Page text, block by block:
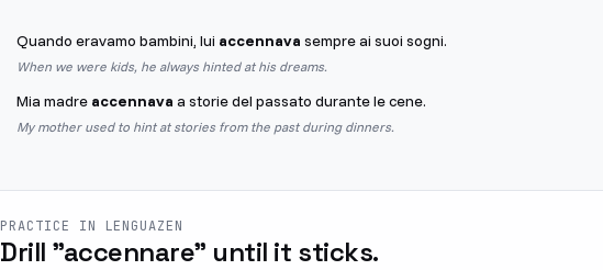
Quando eravamo bambini, lui accennava sempre ai suoi sogni.
When we were kids, he always hinted at his dreams.
Mia madre accennava a storie del passato durante le cene.
My mother used to hint at stories from the past during dinners.
PRACTICE IN LENGUAZEN
Drill "accennare" until it sticks.